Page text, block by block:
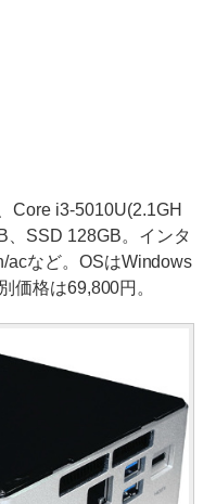
Core i3-5010U(2.1GH
、SSD 128GB。インタ
acなど。OSはWindows
価格は69,800円。